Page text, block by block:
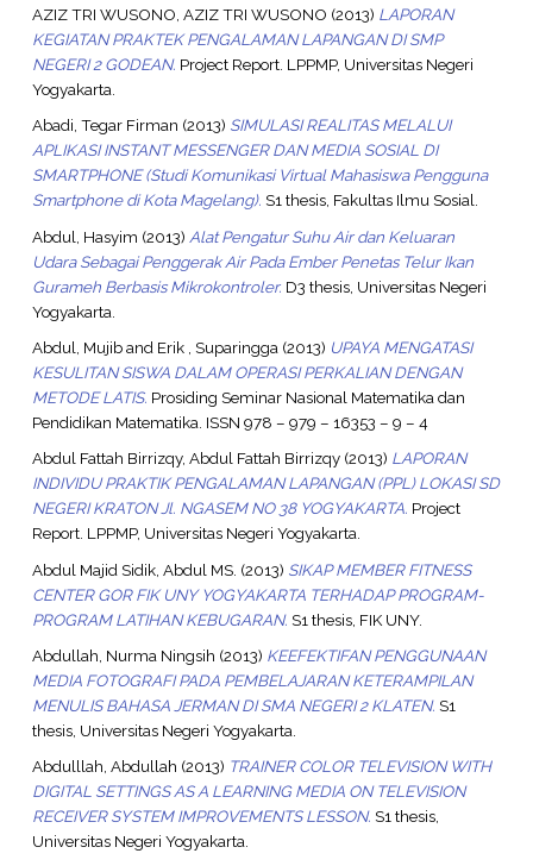
AZIZ TRI WUSONO, AZIZ TRI WUSONO (2013) LAPORAN
KEGIATAN PRAKTEK PENGALAMAN LAPANGAN DI SMP
NEGERI 2 GODEAN. Project Report. LPPMP, Universitas Negeri
Yogyakarta.
Abadi, Tegar Firman (2013) SIMULASI REALITAS MELALUI
APLIKASI INSTANT MESSENGER DAN MEDIA SOSIAL DI
SMARTPHONE (Studi Komunikasi Virtual Mahasiswa Pengguna
Smartphone di Kota Magelang). S1 thesis, Fakultas Ilmu Sosial.
Abdul, Hasyim (2013) Alat Pengatur Suhu Air dan Keluaran
Udara Sebagai Penggerak Air Pada Ember Penetas Telur Ikan
Gurameh Berbasis Mikrokontroler. D3 thesis, Universitas Negeri
Yogyakarta.
Abdul, Mujiband Erik , Suparingga (2013) UPAYA MENGATASI
KESULITAN SISWA DALAM OPERASI PERKALIAN DENGAN
METODE LATIS. Prosiding Seminar Nasional Matematika dan
Pendidikan Matematika. ISSN 978 – 979 – 16353 – 9 – 4
Abdul Fattah Birrizqy, Abdul Fattah Birrizqy(2013) LAPORAN
INDIVIDU PRAKTIK PENGALAMAN LAPANGAN (PPL) LOKASI SD
NEGERI KRATON Jl. NGASEM NO 38 YOGYAKARTA. Project
Report. LPPMP, Universitas Negeri Yogyakarta.
Abdul Majid Sidik, Abdul MS. (2013) SIKAP MEMBER FITNESS
CENTER GOR FIK UNY YOGYAKARTA TERHADAP PROGRAM-
PROGRAM LATIHAN KEBUGARAN. S1 thesis, FIK UNY.
Abdullah, Nurma Ningsih (2013) KEEFEKTIFAN PENGGUNAAN
MEDIA FOTOGRAFI PADA PEMBELAJARAN KETERAMPILAN
MENULIS BAHASA JERMAN DI SMA NEGERI 2 KLATEN. S1
thesis, Universitas Negeri Yogyakarta.
Abdulllah, Abdullah (2013) TRAINER COLOR TELEVISION WITH
DIGITAL SETTINGS AS A LEARNING MEDIA ON TELEVISION
RECEIVER SYSTEM IMPROVEMENTS LESSON. S1 thesis,
Universitas Negeri Yogyakarta.